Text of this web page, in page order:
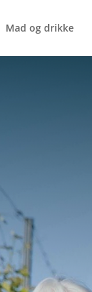
Mad og drikke